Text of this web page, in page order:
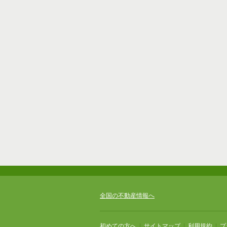
全国の不動産情報へ